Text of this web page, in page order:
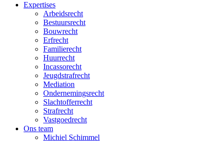
Expertises
Arbeidsrecht
Bestuursrecht
Bouwrecht
Erfrecht
Familierecht
Huurrecht
Incassorecht
Jeugdstrafrecht
Mediation
Ondernemingsrecht
Slachtofferrecht
Strafrecht
Vastgoedrecht
Ons team
Michiel Schimmel